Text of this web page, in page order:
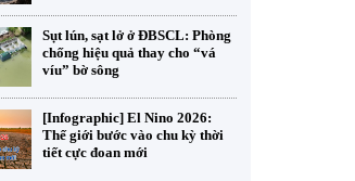
Sụt lún, sạt lở ở ĐBSCL: Phòng
chống hiệu quả thay cho “vá
víu” bờ sông
[Infographic] El Nino 2026:
Thế giới bước vào chu kỳ thời
tiết cực đoan mới